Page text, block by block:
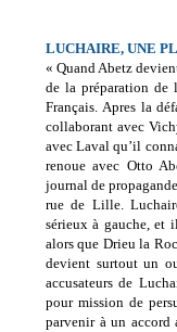
LUCHAIRE, UNE
« Quand Abetz
de la préparation de
Français. Apres la
collaborant avec
avec Laval qu’il
renoue avec Otto
journal de
rue de Lille.
sérieux à gauche, et
alors que Drieu la
devient surtout un
accusateurs de
pour mission de
parvenir à un accord